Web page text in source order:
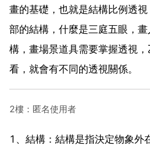
畫的基礎，也就是結構比例透
部的結構，什麼是三庭五眼，
構，畫場景道具需要掌握透視
看，就會有不同的透視關係。
2樓：匿名使用者
1、結構：結構是指決定物象外